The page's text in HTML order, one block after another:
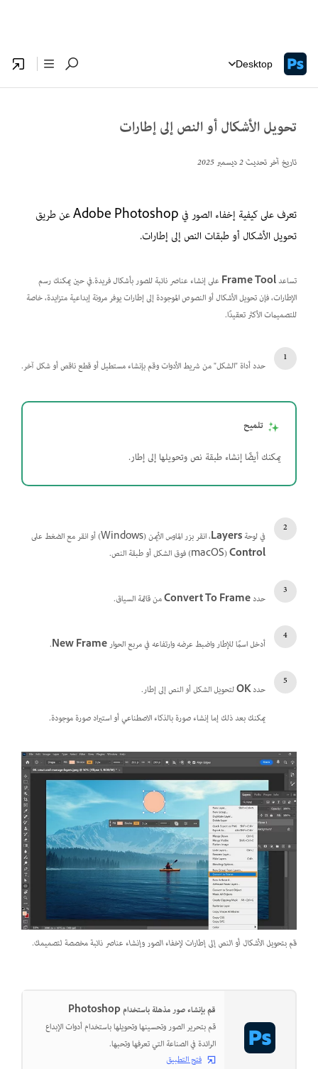
Desktop
تحويل الأشكال أو النص إلى إطارات
تاريخ آخر تحديث2 ديسمبر 2025
تعرف على كيفية إخفاء الصور في Adobe Photoshop عن طريق
تحويل الأشكال أو طبقات النص إلى إطارات.
تساعدFrame Tool على إنشاء عناصر نائبة للصور بأشكال فريدة.في حين يمكنك رسم
الإطارات، فإن تحويل الأشكال أو النصوص الموجودة إلى إطارات يوفر مرونة إبداعية متزايدة، خاصة
للتصميمات الأكثر تعقيدًا.
حدد أداة "الشكل" من شريط الأدوات وقم بإنشاء مستطيل أو قطع ناقص أو شكل آخر.
تلميح
يمكنك أيضًا إنشاء طبقة نص وتحويلها إلى إطار.
في لوحةLayers، انقر بزر الماوس الأيمن (Windows) أو انقر مع الضغط على
Control‏(macOS) فوق الشكل أو طبقة النص.
حددConvert To Frameمن قائمة السياق.
أدخل اسمًا للإطار واضبط عرضه وارتفاعه في مربع الحوارNew Frame
.
حددOKلتحويل الشكل أو النص إلى إطار.
يمكنك بعد ذلك إما إنشاء صورة بالذكاء الاصطناعي أو استيراد صورة موجودة.
قم بتحويل الأشكال أو النص إلى إطارات لإخفاء الصور وإنشاء عناصر نائبة مخصصة لتصميمك.
قم بإنشاء صور مذهلة باستخدام Photoshop
قم بتحرير الصور وتحسينها وتحويلها باستخدام أدوات الإبداع
الرائدة في الصناعة التي تعرفها وتحبها.
فتح التطبيق